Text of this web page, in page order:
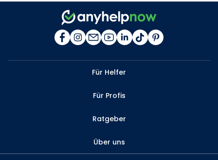
Für Helfer
Für Profis
Ratgeber
Über uns